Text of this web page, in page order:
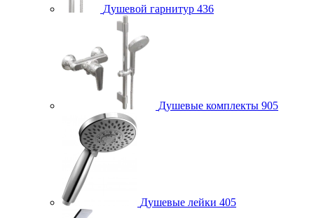
Душевой гарнитур 436
Душевые комплекты 905
Душевые лейки 405